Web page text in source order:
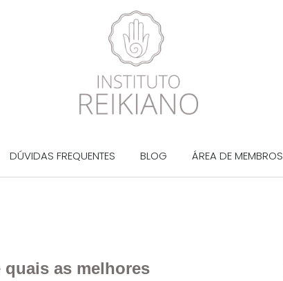
DÚVIDAS FREQUENTES BLOG ÁREA DE MEMBROS
as melhores